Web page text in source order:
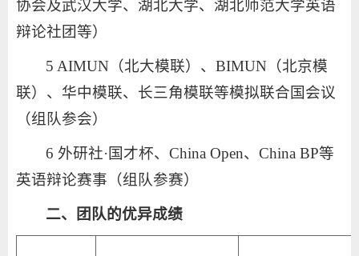
协会及武汉大学、湖北大学、湖北师范大学英语
辩论社团等）
5 AIMUN（北大模联）、BIMUN（北京模
联）、华中模联、长三角模联等模拟联合国会议
（组队参会）
6 外研社·国才杯、China Open、China BP等
英语辩论赛事（组队参赛）
二、团队的优异成绩